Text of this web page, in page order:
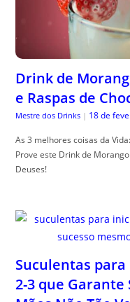
Drink de
e Raspas de
Mestre dos Drinks | 18 de
As 3 melhores coisas da
Prove este Drink de
Deuses!
Suculentas
2-3 que Garante